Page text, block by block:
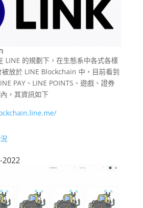
LINE 的規劃下，在生態系中各式各樣
放於 LINE Blockchain 中，目前看到
PAY、LINE POINTS、遊戲、證券
，其資訊如下
2022